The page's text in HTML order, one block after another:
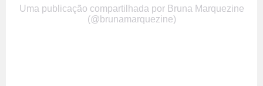
Uma publicação compartilhada por Bruna Marquezine
(@brunamarquezine)